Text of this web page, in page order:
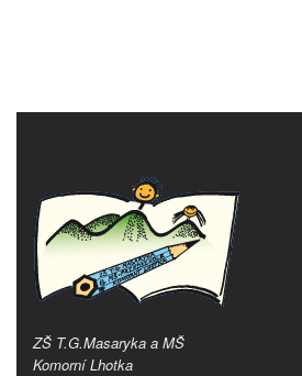
ZŠ T.G.Masaryka a MŠ
Komorní Lhotka